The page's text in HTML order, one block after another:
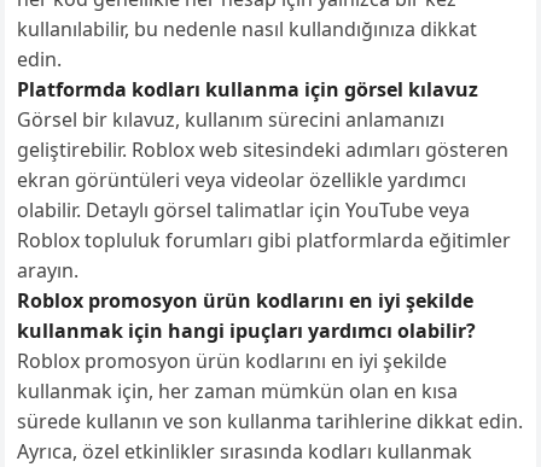
kullanılabilir, bu nedenle nasıl kullandığınıza dikkat
edin.
Platformda kodları kullanma için görsel kılavuz
Görsel bir kılavuz, kullanım sürecini anlamanızı
geliştirebilir. Roblox web sitesindeki adımları gösteren
ekran görüntüleri veya videolar özellikle yardımcı
olabilir. Detaylı görsel talimatlar için YouTube veya
Roblox topluluk forumları gibi platformlarda eğitimler
arayın.
Roblox promosyon ürün kodlarını en iyi şekilde
kullanmak için hangi ipuçları yardımcı olabilir?
Roblox promosyon ürün kodlarını en iyi şekilde
kullanmak için, her zaman mümkün olan en kısa
sürede kullanın ve son kullanma tarihlerine dikkat edin.
Ayrıca, özel etkinlikler sırasında kodları kullanmak